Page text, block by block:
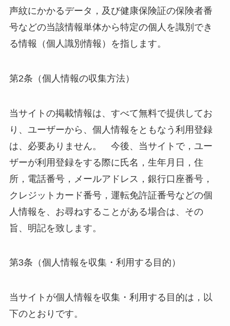
声紋にかかるデータ，及び健康保険証の保険者番
号などの当該情報単体から特定の個人を識別でき
る情報（個人識別情報）を指します。
第2条（個人情報の収集方法）
当サイトの掲載情報は、すべて無料で提供してお
り、ユーザーから、個人情報をともなう利用登録
は、必要ありません。 今後、当サイトで，ユー
ザーが利用登録をする際に氏名，生年月日，住
所，電話番号，メールアドレス，銀行口座番号，
クレジットカード番号，運転免許証番号などの個
人情報を、お尋ねすることがある場合は、その
旨、明記を致します。
第3条（個人情報を収集・利用する目的）
当サイトが個人情報を収集・利用する目的は，以
下のとおりです。